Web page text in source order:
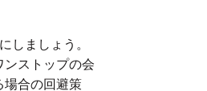
しましょう。
ストップの会
場合の回避策